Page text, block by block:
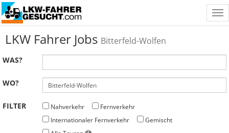
LKW Fahrer Jobs Bitterfeld-Wolfen
WAS?
WO?
FILTER Nahverkehr
Fernverkehr
Internationaler Fernverkehr
Gemischt